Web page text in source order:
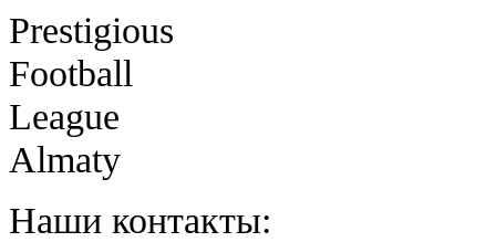
Prestigious
Football
League
Almaty
Наши контакты: